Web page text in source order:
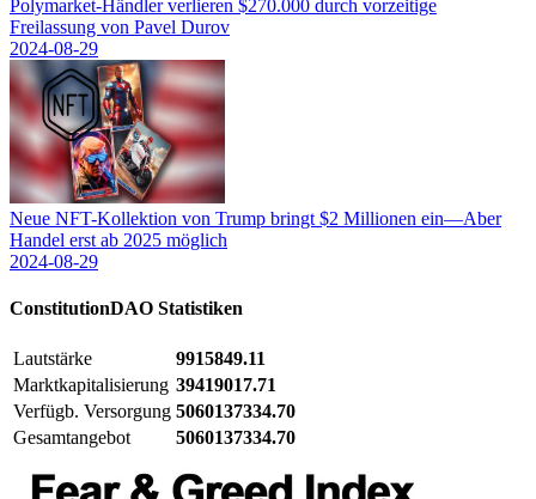
Polymarket-Händler verlieren $270.000 durch vorzeitige
Freilassung von Pavel Durov
2024-08-29
Neue NFT-Kollektion von Trump bringt $2 Millionen ein—Aber
Handel erst ab 2025 möglich
2024-08-29
ConstitutionDAO Statistiken
Lautstärke
9915849.11
Marktkapitalisierung 39419017.71
Verfügb. Versorgung 5060137334.70
Gesamtangebot
5060137334.70